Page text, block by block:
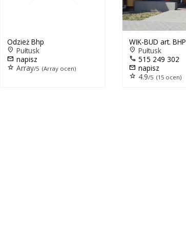
Odzież Bhp
location_on Pułtusk
mail napisz
star Array/5 (Array ocen)
WIK-BUD art. BHP
location_on Pułtusk
call 515 249 302
mail napisz
star 4.9/5 (15 ocen)